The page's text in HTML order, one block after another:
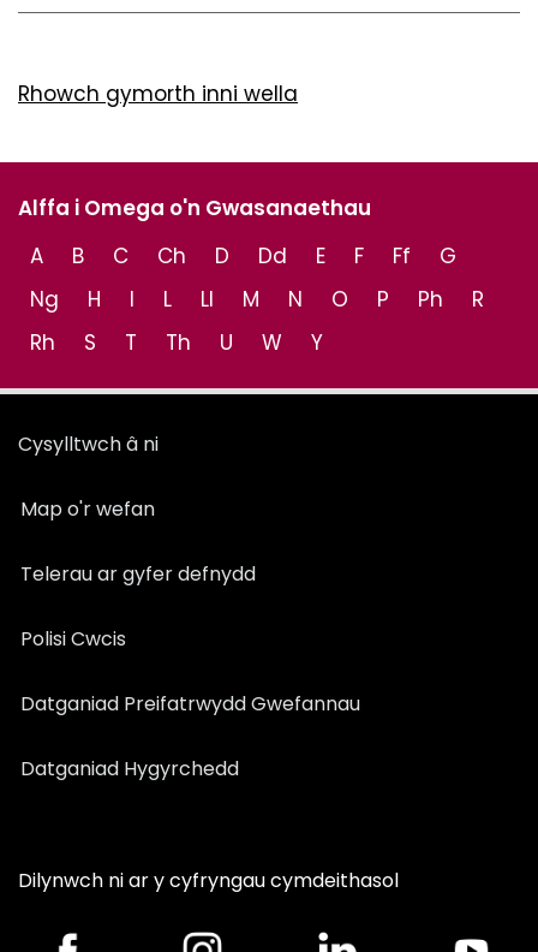
Rhowch gymorth inni wella
Alffa i Omega o'n Gwasanaethau
A
B C Ch D Dd E F Ff
G
Ng
H I L Ll M N O P Ph
R
Rh
S T Th U W Y
Cysylltwch â ni
Map o'r wefan
Telerau ar gyfer defnydd
Polisi Cwcis
Datganiad Preifatrwydd Gwefannau
Datganiad Hygyrchedd
Dilynwch ni ar y cyfryngau cymdeithasol